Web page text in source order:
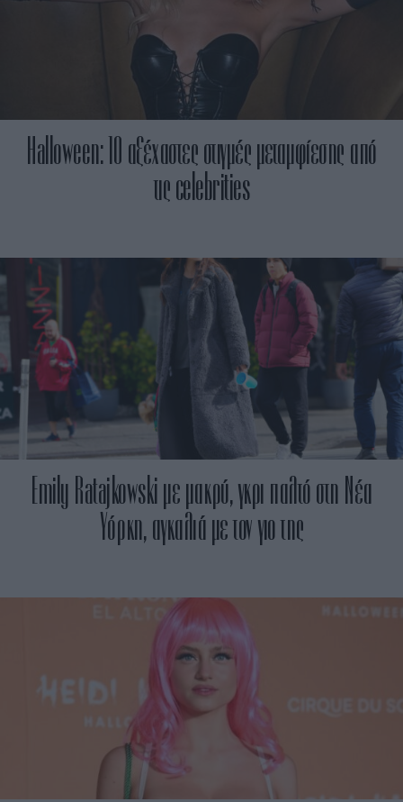
Halloween: 10 αξέχαστες στιγμές μεταμφίεσης από
τις celebrities
Emily Ratajkowski με μακρύ, γκρι παλτό στη Νέα
Υόρκη, αγκαλιά με τον γιο της